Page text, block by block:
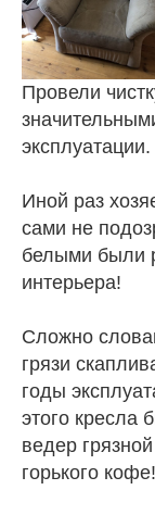
Провели
эксплуатации.
Иной раз
сами не
белыми были
интерьера!
Сложно
грязи
годы
этого кресла
ведер
горького кофе!